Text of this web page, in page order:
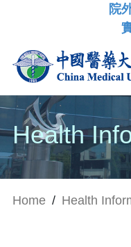
院
Health
Home / Health